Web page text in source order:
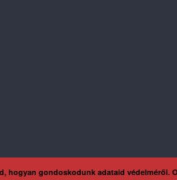
hogyan gondoskodunk adataid védelméről.